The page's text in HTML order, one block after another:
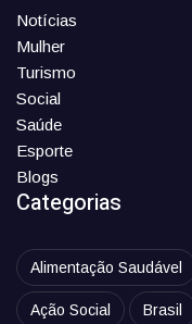
Notícias
Mulher
Turismo
Social
Saúde
Esporte
Blogs
Categorias
Alimentação Saudável
Ação Social Brasil